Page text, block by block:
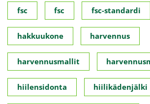
fsc fsc fsc-standardi
hakkuukone harvennus
harvennusmallit
hiilensidonta hiilikädenjälki